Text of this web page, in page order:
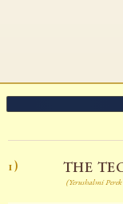
1) THE
(Yerushalmi